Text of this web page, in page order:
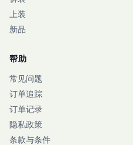
上装
新品
帮助
常见问题
订单追踪
订单记录
隐私政策
条款与条件